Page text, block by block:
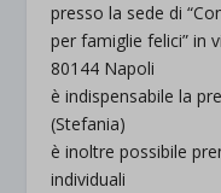
presso la sede di
per famiglie felici” in
80144 Napoli
è indispensabile la
(Stefania)
è inoltre possibile
individuali